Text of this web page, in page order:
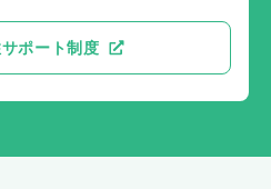
ポート制度